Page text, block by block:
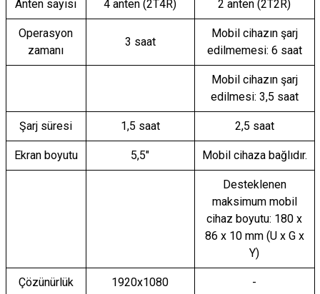
Anten sayısı 4 anten (2T4R) 2 anten (2T2R)
Operasyon
zamanı
3 saat
Mobil cihazın şarj
edilmemesi: 6 saat
Mobil cihazın şarj
edilmesi: 3,5 saat
Şarj süresi 1,5 saat 2,5 saat
Ekran boyutu 5,5" Mobil cihaza bağlıdır.
Desteklenen
maksimum mobil
cihaz boyutu: 180 x
86 x 10 mm (U x G x
Y)
Çözünürlük 1920x1080 -